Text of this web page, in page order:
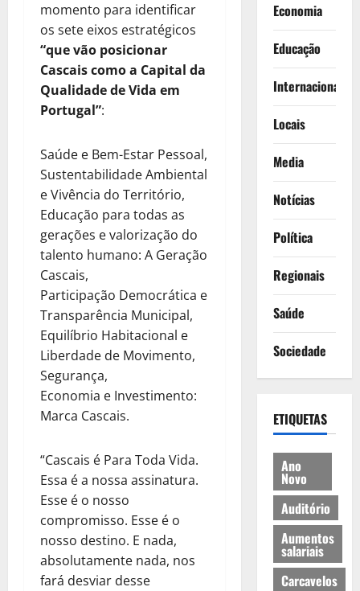
momento para identificar
os sete eixos estratégicos
“que vão posicionar
Cascais como a Capital da
Qualidade de Vida em
Portugal”:
Saúde e Bem-Estar Pessoal,
Sustentabilidade Ambiental
e Vivência do Território,
Educação para todas as
gerações e valorização do
talento humano: A Geração
Cascais,
Participação Democrática e
Transparência Municipal,
Equilíbrio Habitacional e
Liberdade de Movimento,
Segurança,
Economia e Investimento:
Marca Cascais.
“Cascais é Para Toda Vida.
Essa é a nossa assinatura.
Esse é o nosso
compromisso. Esse é o
nosso destino. E nada,
absolutamente nada, nos
fará desviar desse
Economia
Educação
Internacionais
Locais
Media
Notícias
Política
Regionais
Saúde
Sociedade
ETIQUETAS
Ano
Novo
Auditório
Aumentos
salariais
Carcavelos